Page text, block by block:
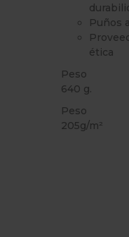
Puños
ética
Peso
640 g.
Peso
205g/m²